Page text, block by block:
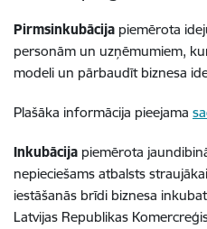
Pirmsinkubācija piemērota
personām un uzņēmumiem,
modeli un pārbaudīt biznesa
Plašāka informācija pieejama
Inkubācija piemērota
nepieciešams atbalsts
iestāšanās brīdi biznesa
Latvijas Republikas